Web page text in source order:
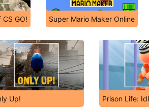
GO! Super Mario Maker Online
Up! Prison Life: